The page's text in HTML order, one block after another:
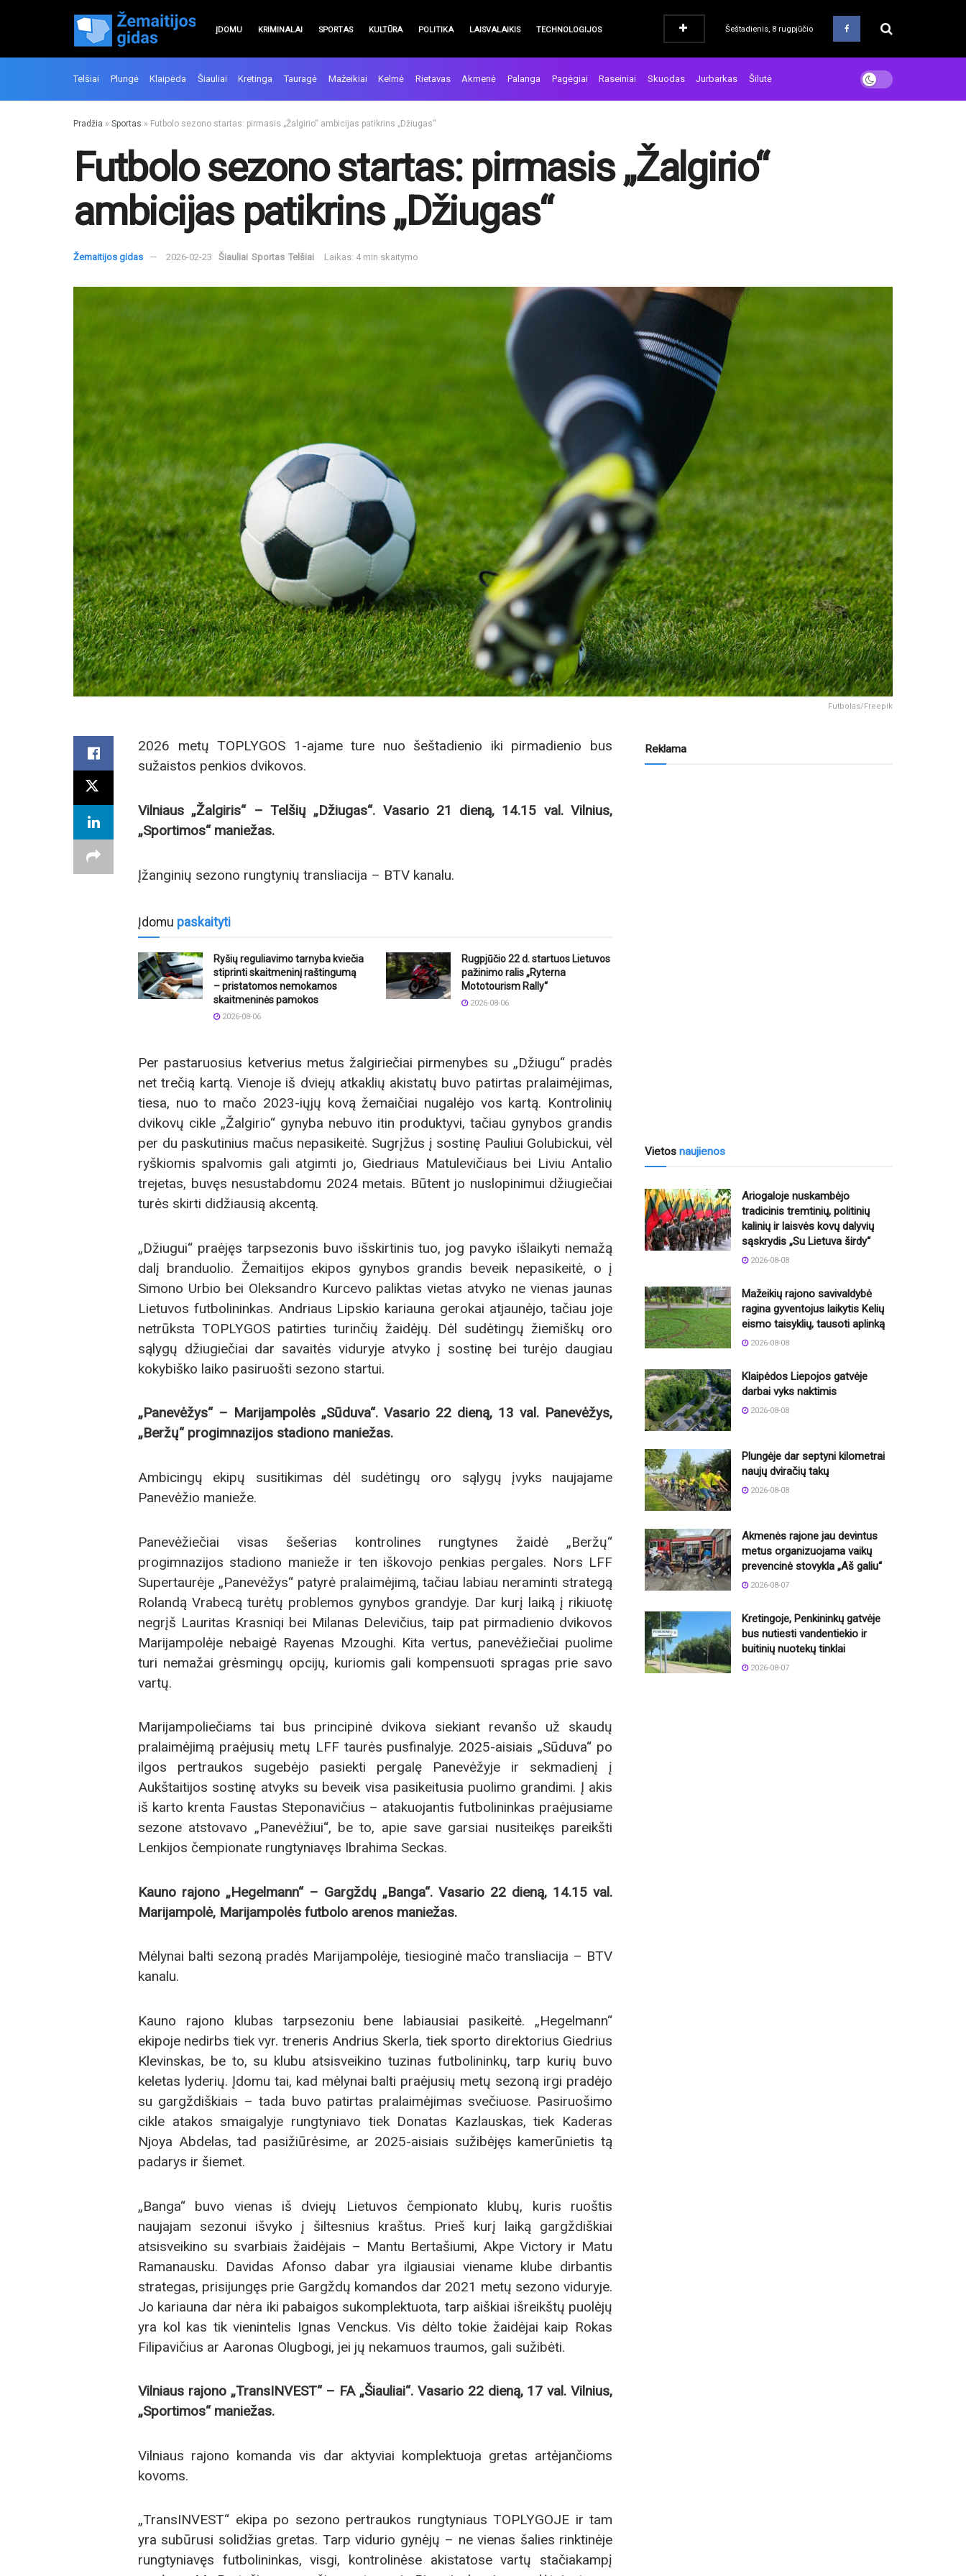
ĮDOMU KRIMINALAI SPORTAS KULTŪRA POLITIKA LAISVALAIKIS TECHNOLOGIJOS Šeštadienis, 8 rugpjūčio
Telšiai Plungė Klaipėda Šiauliai Kretinga Tauragė Mažeikiai Kelmė Rietavas Akmenė Palanga Pagėgiai Raseiniai Skuodas Jurbarkas Šilutė
Pradžia » Sportas » Futbolo sezono startas: pirmasis „Žalgirio“ ambicijas patikrins „Džiugas“
Futbolo sezono startas: pirmasis „Žalgirio“
ambicijas patikrins „Džiugas“
Žemaitijos gidas 2026-02-23 Šiauliai Sportas Telšiai Laikas: 4 min skaitymo
Futbolas/Freepik
2026 metų TOPLYGOS 1-ajame ture nuo šeštadienio iki pirmadienio bus
sužaistos penkios dvikovos.
Vilniaus „Žalgiris“ – Telšių „Džiugas“. Vasario 21 dieną, 14.15 val. Vilnius,
„Sportimos“ maniežas.
Įžanginių sezono rungtynių transliacija – BTV kanalu.
Įdomu paskaityti
Ryšių reguliavimo tarnyba kviečia
stiprinti skaitmeninį raštingumą
– pristatomos nemokamos
skaitmeninės pamokos
2026-08-06
Rugpjūčio 22 d. startuos Lietuvos
pažinimo ralis „Ryterna
Mototourism Rally“
2026-08-06
Per pastaruosius ketverius metus žalgiriečiai pirmenybes su „Džiugu“ pradės
net trečią kartą. Vienoje iš dviejų atkaklių akistatų buvo patirtas pralaimėjimas,
tiesa, nuo to mačo 2023-iųjų kovą žemaičiai nugalėjo vos kartą. Kontrolinių
dvikovų cikle „Žalgirio“ gynyba nebuvo itin produktyvi, tačiau gynybos grandis
per du paskutinius mačus nepasikeitė. Sugrįžus į sostinę Pauliui Golubickui, vėl
ryškiomis spalvomis gali atgimti jo, Giedriaus Matulevičiaus bei Liviu Antalio
trejetas, buvęs nesustabdomu 2024 metais. Būtent jo nuslopinimui džiugiečiai
turės skirti didžiausią akcentą.
„Džiugui“ praėjęs tarpsezonis buvo išskirtinis tuo, jog pavyko išlaikyti nemažą
dalį branduolio. Žemaitijos ekipos gynybos grandis beveik nepasikeitė, o į
Simono Urbio bei Oleksandro Kurcevo paliktas vietas atvyko ne vienas jaunas
Lietuvos futbolininkas. Andriaus Lipskio kariauna gerokai atjaunėjo, tačiau joje
netrūksta TOPLYGOS patirties turinčių žaidėjų. Dėl sudėtingų žiemiškų oro
sąlygų džiugiečiai dar savaitės viduryje atvyko į sostinę bei turėjo daugiau
kokybiško laiko pasiruošti sezono startui.
„Panevėžys“ – Marijampolės „Sūduva“. Vasario 22 dieną, 13 val. Panevėžys,
„Beržų“ progimnazijos stadiono maniežas.
Ambicingų ekipų susitikimas dėl sudėtingų oro sąlygų įvyks naujajame
Panevėžio manieže.
Panevėžiečiai visas šešerias kontrolines rungtynes žaidė „Beržų“
progimnazijos stadiono manieže ir ten iškovojo penkias pergales. Nors LFF
Supertaurėje „Panevėžys“ patyrė pralaimėjimą, tačiau labiau neraminti strategą
Rolandą Vrabecą turėtų problemos gynybos grandyje. Dar kurį laiką į rikiuotę
negrįš Lauritas Krasniqi bei Milanas Delevičius, taip pat pirmadienio dvikovos
Marijampolėje nebaigė Rayenas Mzoughi. Kita vertus, panevėžiečiai puolime
turi nemažai grėsmingų opcijų, kuriomis gali kompensuoti spragas prie savo
vartų.
Marijampoliečiams tai bus principinė dvikova siekiant revanšo už skaudų
pralaimėjimą praėjusių metų LFF taurės pusfinalyje. 2025-aisiais „Sūduva“ po
ilgos pertraukos sugebėjo pasiekti pergalę Panevėžyje ir sekmadienį į
Aukštaitijos sostinę atvyks su beveik visa pasikeitusia puolimo grandimi. Į akis
iš karto krenta Faustas Steponavičius – atakuojantis futbolininkas praėjusiame
sezone atstovavo „Panevėžiui“, be to, apie save garsiai nusiteikęs pareikšti
Lenkijos čempionate rungtyniavęs Ibrahima Seckas.
Kauno rajono „Hegelmann“ – Gargždų „Banga“. Vasario 22 dieną, 14.15 val.
Marijampolė, Marijampolės futbolo arenos maniežas.
Mėlynai balti sezoną pradės Marijampolėje, tiesioginė mačo transliacija – BTV
kanalu.
Kauno rajono klubas tarpsezoniu bene labiausiai pasikeitė. „Hegelmann“
ekipoje nedirbs tiek vyr. treneris Andrius Skerla, tiek sporto direktorius Giedrius
Klevinskas, be to, su klubu atsisveikino tuzinas futbolininkų, tarp kurių buvo
keletas lyderių. Įdomu tai, kad mėlynai balti praėjusių metų sezoną irgi pradėjo
su gargždiškiais – tada buvo patirtas pralaimėjimas svečiuose. Pasiruošimo
cikle atakos smaigalyje rungtyniavo tiek Donatas Kazlauskas, tiek Kaderas
Njoya Abdelas, tad pasižiūrėsime, ar 2025-aisiais sužibėjęs kamerūnietis tą
padarys ir šiemet.
„Banga“ buvo vienas iš dviejų Lietuvos čempionato klubų, kuris ruoštis
naujajam sezonui išvyko į šiltesnius kraštus. Prieš kurį laiką gargždiškiai
atsisveikino su svarbiais žaidėjais – Mantu Bertašiumi, Akpe Victory ir Matu
Ramanausku. Davidas Afonso dabar yra ilgiausiai viename klube dirbantis
strategas, prisijungęs prie Gargždų komandos dar 2021 metų sezono viduryje.
Jo kariauna dar nėra iki pabaigos sukomplektuota, tarp aiškiai išreikštų puolėjų
yra kol kas tik vienintelis Ignas Venckus. Vis dėlto tokie žaidėjai kaip Rokas
Filipavičius ar Aaronas Olugbogi, jei jų nekamuos traumos, gali sužibėti.
Vilniaus rajono „TransINVEST“ – FA „Šiauliai“. Vasario 22 dieną, 17 val. Vilnius,
„Sportimos“ maniežas.
Vilniaus rajono komanda vis dar aktyviai komplektuoja gretas artėjančioms
kovoms.
„TransINVEST“ ekipa po sezono pertraukos rungtyniaus TOPLYGOJE ir tam
yra subūrusi solidžias gretas. Tarp vidurio gynėjų – ne vienas šalies rinktinėje
rungtyniavęs futbolininkas, visgi, kontrolinėse akistatose vartų stačiakampį
Reklama
Vietos naujienos
Ariogaloje nuskambėjo
tradicinis tremtinių, politinių
kalinių ir laisvės kovų dalyvių
sąskrydis „Su Lietuva širdy“
2026-08-08
Mažeikių rajono savivaldybė
ragina gyventojus laikytis Kelių
eismo taisyklių, tausoti aplinką
2026-08-08
Klaipėdos Liepojos gatvėje
darbai vyks naktimis
2026-08-08
Plungėje dar septyni kilometrai
naujų dviračių takų
2026-08-08
Akmenės rajone jau devintus
metus organizuojama vaikų
prevencinė stovykla „Aš galiu“
2026-08-07
Kretingoje, Penkininkų gatvėje
bus nutiesti vandentiekio ir
buitinių nuotekų tinklai
2026-08-07